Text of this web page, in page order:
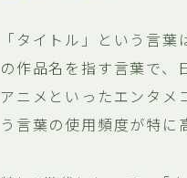
「タイトル」という言
の作品名を指す言葉で、
アニメといったエンタメ
う言葉の使用頻度が特に